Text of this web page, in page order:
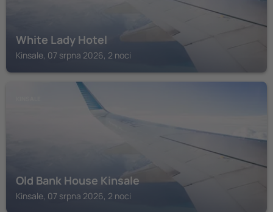
White Lady Hotel
Kinsale, 07 srpna 2026, 2 noci
Old Bank House Kinsale
Kinsale, 07 srpna 2026, 2 noci